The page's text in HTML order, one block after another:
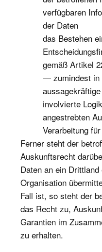
verfügbaren
der Daten
das Bestehen
gemäß Artikel
— zumindest
involvierte
angestrebten
Verarbeitung
Ferner steht der
Auskunftsrecht
Daten an ein
Organisation
Fall ist, so steht der
das Recht zu,
Garantien im
zu erhalten.